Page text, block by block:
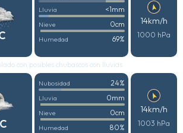
Lluvia <1mm
Nieve 0cm
Humedad 69%
14km/h
1000 hPa
con posibles chubascos con lluvias
Nubosidad 24%
Lluvia 0mm
Nieve 0cm
Humedad 80%
14km/h
1003 hPa